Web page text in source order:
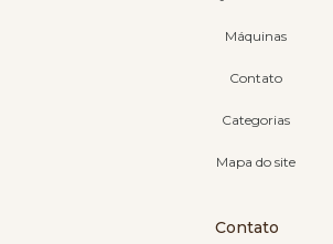
Máquinas
Contato
Categorias
Mapa do site
Contato